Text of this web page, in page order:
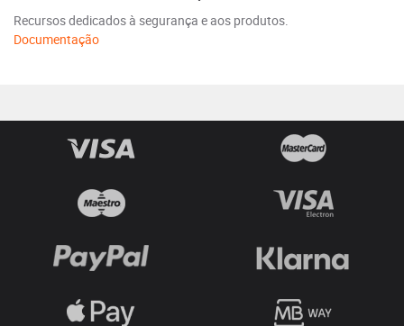
Recursos dedicados à segurança e aos produtos.
Documentação